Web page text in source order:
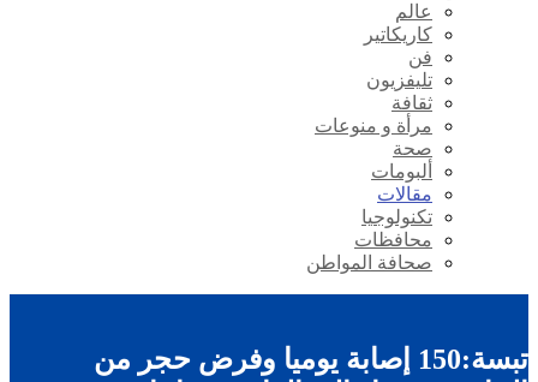
عالم
كاريكاتير
فن
تليفزيون
ثقافة
مرأة و منوعات
صحة
ألبومات
مقالات
تكنولوجيا
محافظات
صحافة المواطن
تبسة:150 إصابة يوميا وفرض حجر من